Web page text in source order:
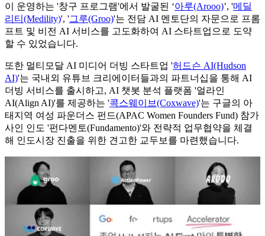
이 운영하는 '창구 프로그램'에서 발굴된 ‘아루(Arooo)’, '메딜
리티(Medility)', '그루(Groo)'는 전담 AI 멘토단의 자문으로 프롬
프트 및 비전 AI 서비스를 고도화하여 AI 스타트업으로 도약
할 수 있었습니다.
또한 멀티모달 AI 미디어 더빙 스타트업 '허드슨 AI(Hudson
AI)'는 국내외 유튜브 크리에이터들과의 파트너십을 통해 AI
더빙 서비스를 출시하고, AI 챗봇 분석 플랫폼 '얼라인
AI(Align AI)'를 제공하는 '콕스웨이브(Coxwave)'는 구글의 아
태지역 여성 파운더스 펀드(APAC Women Founders Fund) 참가
사인 인도 '펀다멘토(Fundamento)'와 전략적 업무협약을 체결
해 인도시장 진출을 위한 견고한 교두보를 마련했습니다.